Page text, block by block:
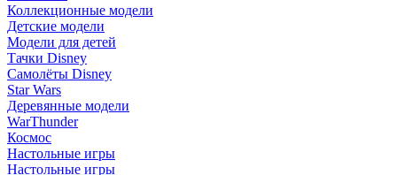
Коллекционные модели
Детские модели
Модели для детей
Тачки Disney
Самолёты Disney
Star Wars
Деревянные модели
WarThunder
Космос
Настольные игры
Настольные игры